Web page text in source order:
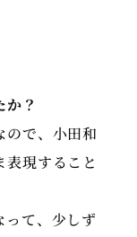
？
ので、小田和
現すること
って、少しず